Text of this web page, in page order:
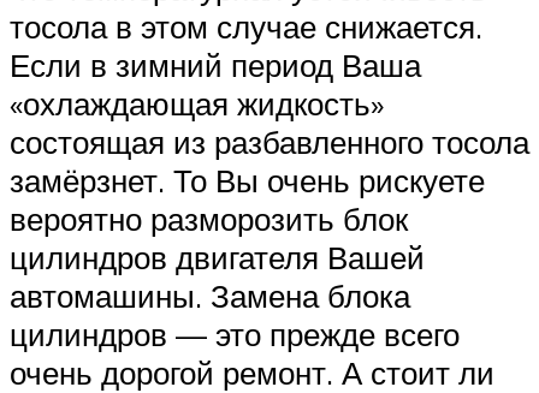
тосола в этом случае снижается.
Если в зимний период Ваша
«охлаждающая жидкость»
состоящая из разбавленного тосола
замёрзнет. То Вы очень рискуете
вероятно разморозить блок
цилиндров двигателя Вашей
автомашины. Замена блока
цилиндров — это прежде всего
очень дорогой ремонт. А стоит ли